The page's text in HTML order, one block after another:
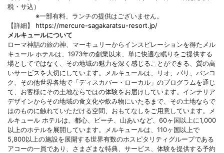
税・サ込）
※一部有料、ランチの提供はございません。
【詳細】 https://mercure-sagakaratsu-resort.jp/
メルキュールについて
ローマ神話の旅の神、マーキュリーからインスピレーションを得たメル
キュール ホテルは、1973年の創業以来、単に快適な眠りをご提供する
場としてではなく、その地域の魅力を深く感じることができる、質の高
いサービスを大切にしています。メルキュールは、リオ、パリ、バンコ
ク、その他世界各地で「ディスカバー・ローカル」のプログラムを通じ
て、お客様にその土地ならではの体験をお届けしています。インテリア
デザインからその地域の食文化や飲み物にいたるまで、その土地ならで
はのものに触れていただける空間、おもてなしをご用意しています。メ
ルキュール ホテルは、都心、ビーチ、山あいなど、60ヶ国以上に1,000
以上のホテルを展開しています。メルキュールは、110ヶ国以上で
5,800以上の施設を展開する世界有数のホスピタリティグループである
アコーの一員であり、さまざまな特典、サービス、体験を提供する予約